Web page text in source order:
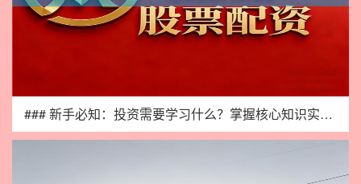
### 新手必知：投资需要学习什么？掌握核心知识实现稳健收益